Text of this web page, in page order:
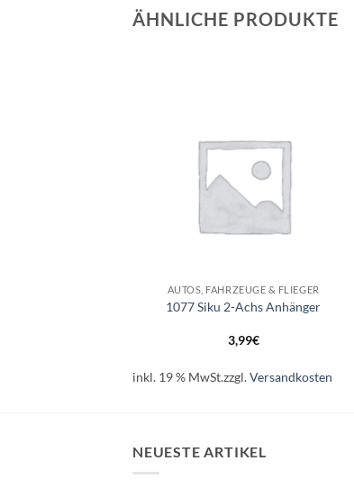
ÄHNLICHE PRODUKTE
AUTOS, FAHRZEUGE & FLIEGER
1077 Siku 2-Achs Anhänger
3,99€
inkl. 19 % MwSt.zzgl.Versandkosten
NEUESTE ARTIKEL